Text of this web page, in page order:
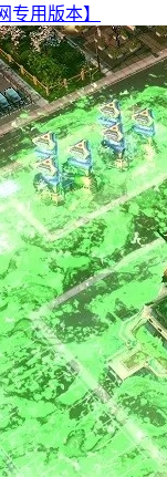
专用版本】